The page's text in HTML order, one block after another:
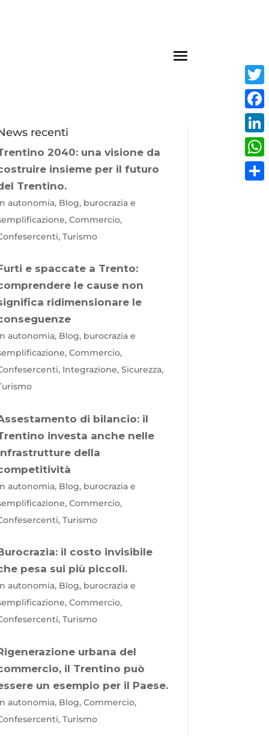
recenti
2040: una visione da
insieme per il futuro
Trentino.
autonomia, Blog, burocrazia e
Commercio,
Turismo
e spaccate a Trento:
le cause non
ridimensionare le
autonomia, Blog, burocrazia e
Commercio,
Integrazione, Sicurezza,
di bilancio: il
investa anche nelle
della
autonomia, Blog, burocrazia e
Commercio,
Turismo
il costo invisibile
pesa sui più piccoli.
autonomia, Blog, burocrazia e
Commercio,
Turismo
urbana del
il Trentino può
un esempio per il Paese.
autonomia, Blog, Commercio,
Turismo